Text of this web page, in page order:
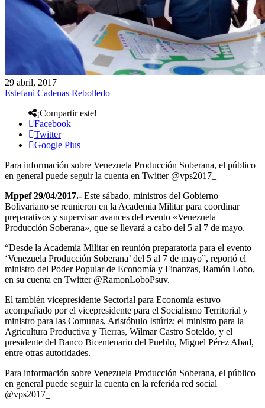
29 abril, 2017
Estefani Cadenas Rebolledo
¡Compartir este!
Facebook
Twitter
Google Plus
Para información sobre Venezuela Producción Soberana, el público
en general puede seguir la cuenta en Twitter @vps2017_
Mppef 29/04/2017.- Este sábado, ministros del Gobierno
Bolivariano se reunieron en la Academia Militar para coordinar
preparativos y supervisar avances del evento «Venezuela
Producción Soberana», que se llevará a cabo del 5 al 7 de mayo.
“Desde la Academia Militar en reunión preparatoria para el evento
‘Venezuela Producción Soberana’ del 5 al 7 de mayo”, reportó el
ministro del Poder Popular de Economía y Finanzas, Ramón Lobo,
en su cuenta en Twitter @RamonLoboPsuv.
El también vicepresidente Sectorial para Economía estuvo
acompañado por el vicepresidente para el Socialismo Territorial y
ministro para las Comunas, Aristóbulo Istúriz; el ministro para la
Agricultura Productiva y Tierras, Wilmar Castro Soteldo, y el
presidente del Banco Bicentenario del Pueblo, Miguel Pérez Abad,
entre otras autoridades.
Para información sobre Venezuela Producción Soberana, el público
en general puede seguir la cuenta en la referida red social
@vps2017_